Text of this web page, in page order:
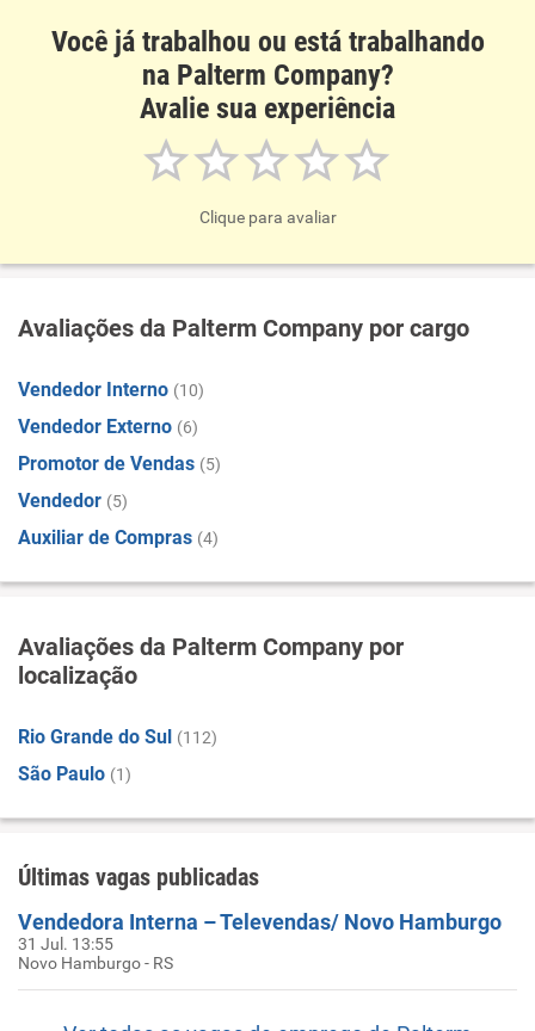
Você já trabalhou ou está trabalhando
na Palterm Company?
Avalie sua experiência
Clique para avaliar
Avaliações da Palterm Company por cargo
Vendedor Interno (10)
Vendedor Externo (6)
Promotor de Vendas (5)
Vendedor (5)
Auxiliar de Compras (4)
Avaliações da Palterm Company por
localização
Rio Grande do Sul (112)
São Paulo (1)
Últimas vagas publicadas
Vendedora Interna – Televendas/ Novo Hamburgo
31 Jul. 13:55
Novo Hamburgo - RS